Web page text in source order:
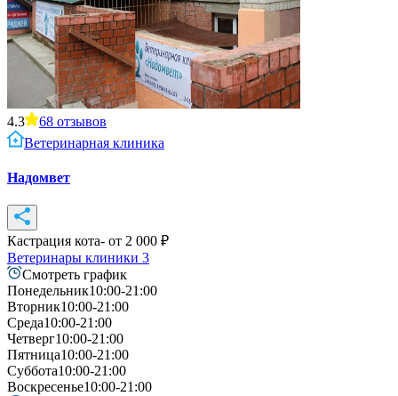
4.3 68 отзывов
Ветеринарная клиника
Надомвет
Кастрация кота- от 2 000 ₽
Ветеринары клиники 3
Смотреть график
Понедельник10:00-21:00
Вторник10:00-21:00
Среда10:00-21:00
Четверг10:00-21:00
Пятница10:00-21:00
Суббота10:00-21:00
Воскресенье10:00-21:00